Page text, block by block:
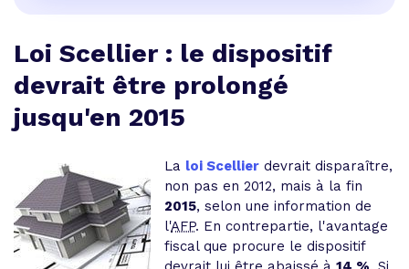
Loi Scellier : le dispositif
devrait être prolongé
jusqu'en 2015
La loi Scellier devrait disparaître,
non pas en 2012, mais à la fin
2015, selon une information de
l'AFP. En contrepartie, l'avantage
fiscal que procure le dispositif